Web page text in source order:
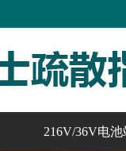
216V/36V电池